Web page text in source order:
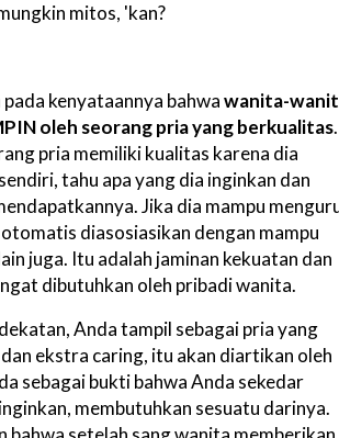
mitos, 'kan?
kenyataannya bahwawanita-
oleh seorang pria yang berkualitas.
pria memiliki kualitas karena dia
tahu apa yang dia inginkan dan
Jika dia mampu
diasosiasikan dengan mampu
juga. Itu adalah jaminan kekuatan dan
dibutuhkan oleh pribadi wanita.
Anda tampil sebagai pria yang
ekstra caring, itu akan diartikan oleh
sebagai bukti bahwa Anda sekedar
membutuhkan sesuatu darinya.